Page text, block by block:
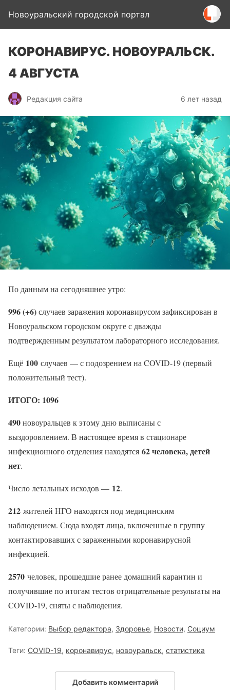
Новоуральский городской портал
КОРОНАВИРУС. НОВОУРАЛЬСК.
4 АВГУСТА
Редакция сайта 6 лет назад
По данным на сегодняшнее утро:
996 (+6)случаев заражения коронавирусом зафиксирован в
Новоуральском городском округе с дважды
подтвержденным результатом лабораторного исследования.
Ещё 100 случаев — с подозрением на COVID-19 (первый
положительный тест).
ИТОГО: 1096
490новоуральцев к этому дню выписаны с
выздоровлением. В настоящее время в стационаре
инфекционного отделения находятся 62 человека, детей
нет.
Число летальных исходов — 12.
212 жителей НГО находятся под медицинским
наблюдением. Сюда входят лица, включенные в группу
контактировавших с зараженными коронавирусной
инфекцией.
2570 человек, прошедшие ранее домашний карантин и
получившие по итогам тестов отрицательные результаты на
COVID-19, сняты с наблюдения.
Категории: Выбор редактора, Здоровье, Новости, Социум
Теги: COVID-19, коронавирус, новоуральск, статистика
Добавить комментарий